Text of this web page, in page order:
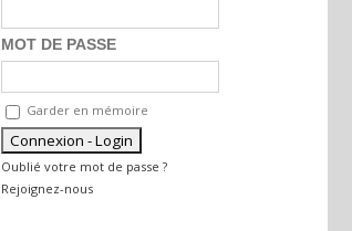
MOT DE PASSE
Garder en mémoire
Oublié votre mot de passe ?
Rejoignez-nous